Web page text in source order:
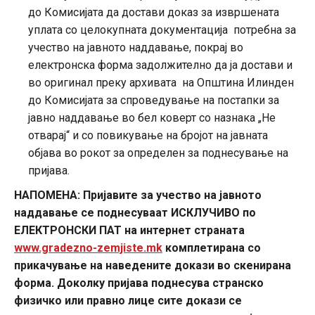
до Комисијата да достави доказ за извршената
уплата со целокупната документација потребна за
учество на јавното наддавање, покрај во
електронска форма задолжително да ја достави и
во оригинал преку архивата на Општина Илинден
до Комисијата за спроведување на постапки за
јавно наддавање во бел коверт со назнака „Не
отварај“ и со повикување на бројот на јавната
објава во рокот за определен за поднесување на
пријава.
НАПОМЕНА: Пријавите за учество на јавното
наддавање се поднесуваат ИСКЛУЧИВО по
ЕЛЕКТРОНСКИ ПАТ на интернет страната
www.gradezno-zemjiste.mk комплетирана со
прикачување на наведените докази во скенирана
форма. Доколку пријава поднесува странско
физичко или правно лице сите докази се